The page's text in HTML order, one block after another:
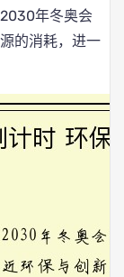
年冬奥会
的消耗，进一